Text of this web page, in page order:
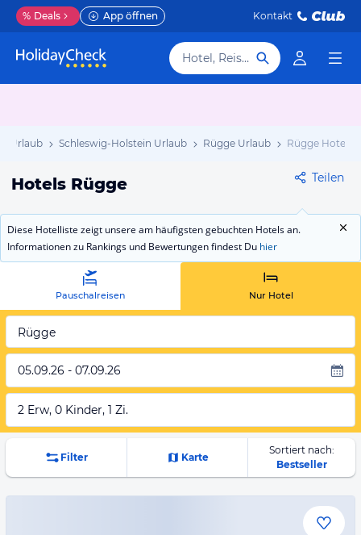
% Deals App öffnen Kontakt
Hotel, Reiseziel
Urlaub Schleswig-Holstein Urlaub Rügge Urlaub Rügge Hotels
Hotels Rügge Teilen
Diese Hotelliste zeigt unsere am häufigsten gebuchten Hotels an.
Informationen zu Rankings und Bewertungen findest Du hier
Pauschalreisen Nur Hotel
Rügge
05.09.26 - 07.09.26
2 Erw, 0 Kinder, 1 Zi.
Filter Karte
Sortiert nach:
Bestseller